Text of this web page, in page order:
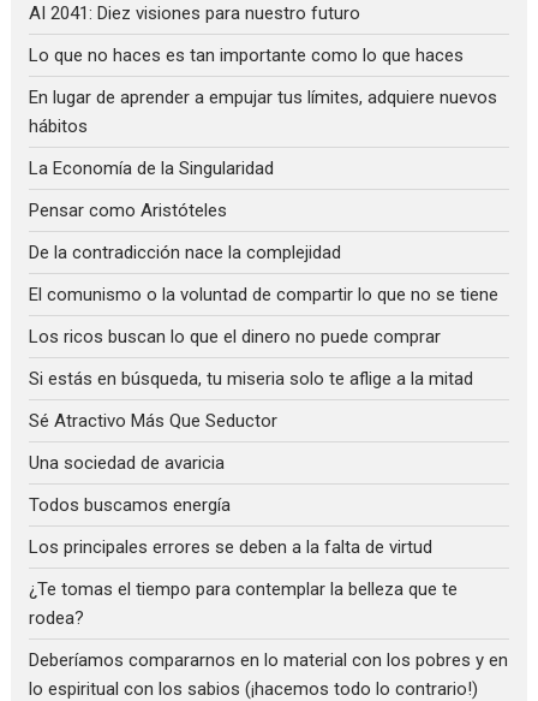
AI 2041: Diez visiones para nuestro futuro
Lo que no haces es tan importante como lo que haces
En lugar de aprender a empujar tus límites, adquiere nuevos
hábitos
La Economía de la Singularidad
Pensar como Aristóteles
De la contradicción nace la complejidad
El comunismo o la voluntad de compartir lo que no se tiene
Los ricos buscan lo que el dinero no puede comprar
Si estás en búsqueda, tu miseria solo te aflige a la mitad
Sé Atractivo Más Que Seductor
Una sociedad de avaricia
Todos buscamos energía
Los principales errores se deben a la falta de virtud
¿Te tomas el tiempo para contemplar la belleza que te
rodea?
Deberíamos compararnos en lo material con los pobres y en
lo espiritual con los sabios (¡hacemos todo lo contrario!)